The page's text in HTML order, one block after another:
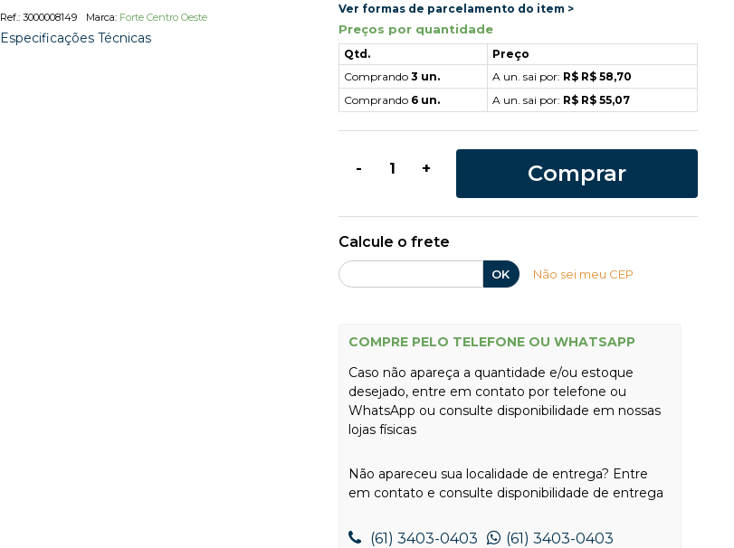
3000008149 Forte Centro Oeste
Especificações Técnicas
Ver formas de parcelamento do item >
Preços por quantidade
Qtd.
Preço
Comprando 3 un. A un. sai por: R$ R$ 58,70
Comprando 6 un. A un. sai por: R$ R$ 55,07
- + Comprar
Calcule o frete
OK Não sei meu CEP
COMPRE PELO TELEFONE OU WHATSAPP
Caso não apareça a quantidade e/ou estoque
desejado, entre em contato por telefone ou
WhatsApp ou consulte disponibilidade em nossas
lojas físicas
Não apareceu sua localidade de entrega? Entre
em contato e consulte disponibilidade de entrega
(61) 3403-0403 (61) 3403-0403